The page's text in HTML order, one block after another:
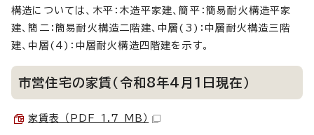
構造については、木平：木造平家建、簡平：簡易耐火構造平家
建、簡二：簡易耐火構造二階建、中層(3)：中層耐火構造三階
建、中層(4)：中層耐火構造四階建を示す。
市営住宅の家賃（令和8年4月1日現在）
家賃表 （PDF 1.7 MB）